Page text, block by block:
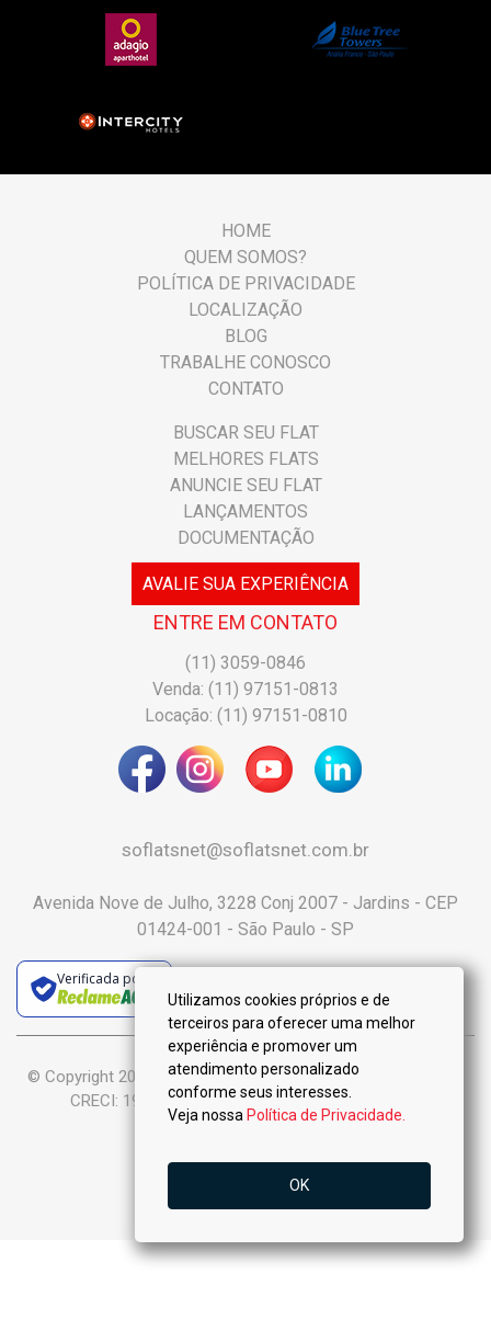
HOME
QUEM SOMOS?
POLÍTICA DE PRIVACIDADE
LOCALIZAÇÃO
BLOG
TRABALHE CONOSCO
CONTATO
BUSCAR SEU FLAT
MELHORES FLATS
ANUNCIE SEU FLAT
LANÇAMENTOS
DOCUMENTAÇÃO
AVALIE SUA EXPERIÊNCIA
ENTRE EM CONTATO
(11) 3059-0846
Venda: (11) 97151-0813
Locação: (11) 97151-0810
soflatsnet@soflatsnet.com.br
Avenida Nove de Julho, 3228 Conj 2007 - Jardins - CEP
01424-001 - São Paulo - SP
Verificada por
© Copyright 2025 :: Só Flats Negócios Imobiliários Ltda-Me ::
CRECI: 19.926-J - Todos os Direitos Reservados.
Utilizamos cookies próprios e de
terceiros para oferecer uma melhor
experiência e promover um
atendimento personalizado
conforme seus interesses.
Veja nossa Política de Privacidade.
OK